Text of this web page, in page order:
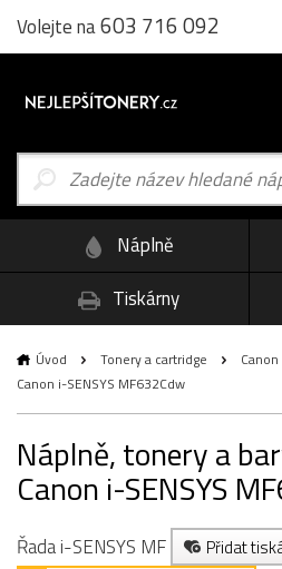
Volejte na603 716 092
Náplně
Tiskárny
Úvod Tonery a cartridge Canon
Canon i-SENSYS MF632Cdw
Náplně, tonery a
Canon i-SENSYS
Řada i-SENSYS MF
Přidat